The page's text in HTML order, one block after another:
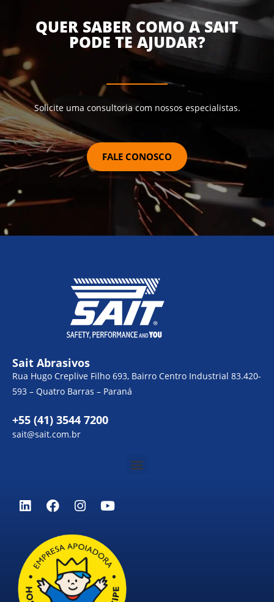
QUER SABER COMO A SAIT
PODE TE AJUDAR?
Solicite uma consultoria com nossos especialistas.
FALE CONOSCO
Sait Abrasivos
Rua Hugo Creplive Filho 693, Bairro Centro Industrial 83.420-
593 – Quatro Barras – Paraná
+55 (41) 3544 7200
sait@sait.com.br
Menu
L
i
e
d
n
F
a
e
b
o
o
k
I
n
t
a
g
r
a
Y
o
u
b
e